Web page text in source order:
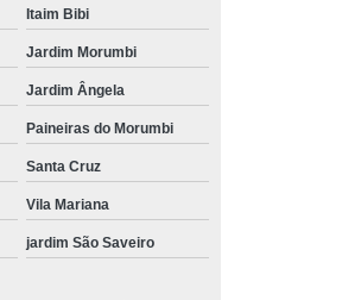
Itaim Bibi
Jardim Morumbi
Jardim Ângela
Paineiras do Morumbi
Santa Cruz
Vila Mariana
jardim São Saveiro